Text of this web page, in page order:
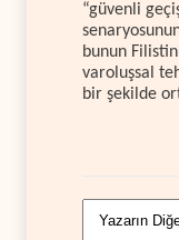
“güvenli
bunun
varoluşsal
bir şekilde